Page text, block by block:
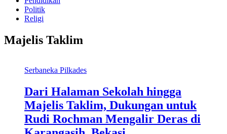
Politik
Religi
Majelis Taklim
Serbaneka Pilkades
Dari Halaman Sekolah hingga
Majelis Taklim, Dukungan untuk
Rudi Rochman Mengalir Deras di